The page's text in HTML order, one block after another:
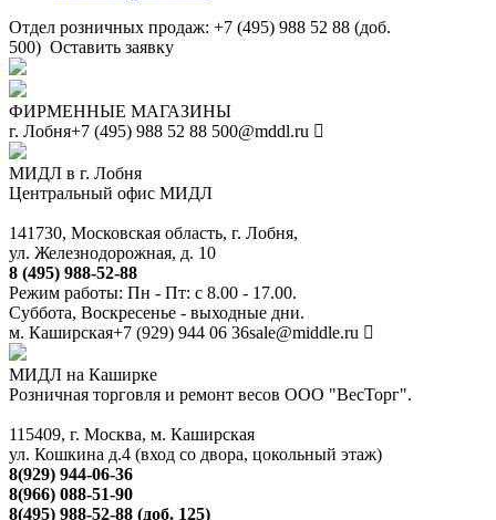
Отдел розничных продаж: +7 (495) 988 52 88 (доб.
500) Оставить заявку
ФИРМЕННЫЕ МАГАЗИНЫ
г. Лобня+7 (495) 988 52 88 500@mddl.ru
МИДЛ в г. Лобня
Центральный офис МИДЛ
141730, Московская область, г. Лобня,
ул. Железнодорожная, д. 10
8 (495) 988-52-88
Режим работы: Пн - Пт: с 8.00 - 17.00.
Суббота, Воскресенье - выходные дни.
м. Каширская+7 (929) 944 06 36sale@middle.ru
МИДЛ на Каширке
Розничная торговля и ремонт весов ООО "ВесТорг".
115409, г. Москва, м. Каширская
ул. Кошкина д.4 (вход со двора, цокольный этаж)
8(929) 944-06-36
8(966) 088-51-90
8(495) 988-52-88 (доб. 125)